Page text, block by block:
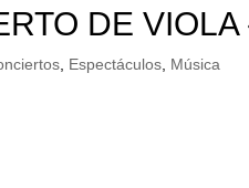
DE VIOLA
Conciertos,Espectáculos,Música